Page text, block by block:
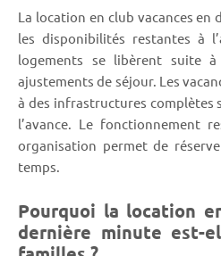
La location en club vacances
les disponibilités restantes à
logements se libèrent suite
ajustements de séjour. Les
à des infrastructures complètes
l’avance. Le fonctionnement
organisation permet de
temps.
Pourquoi la location
dernière minute est-